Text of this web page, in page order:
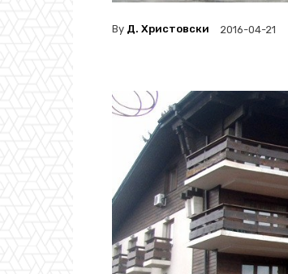
By Д. Христовски 2016-04-21